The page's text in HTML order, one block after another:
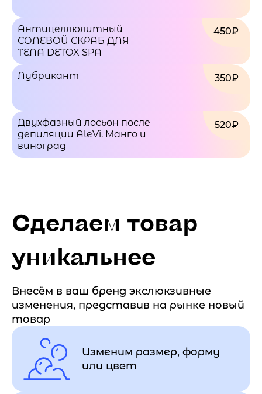
450₽
Антицеллюлитный
СОЛЕВОЙ СКРАБ ДЛЯ
ТЕЛА DETOX SPA
350₽
Лубрикант
520₽
Двухфазный лосьон после
депиляции AleVi. Манго и
виноград
Сделаем товар
уникальнее
Внесём в ваш бренд экслюкзивные
изменения, представив на рынке новый
товар
Изменим размер, форму
или цвет